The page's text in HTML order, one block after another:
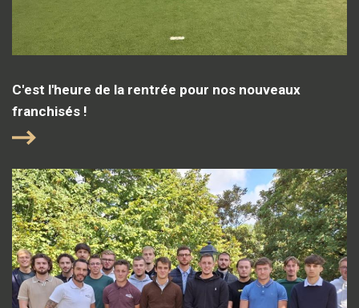
C'est l'heure de la rentrée pour nos nouveaux
franchisés !